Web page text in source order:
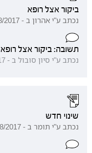
ביקור אצל רופא
נכתב ע"י אהרון ב - 23/08/2017 16:53:56
תשובה: ביקור אצל רופא
נכתב ע"י סיון סובול ב - 27/08/2017 13:37:32
שינוי חדש
נכתב ע"י תומר ב - 22/08/2017 14:17:11